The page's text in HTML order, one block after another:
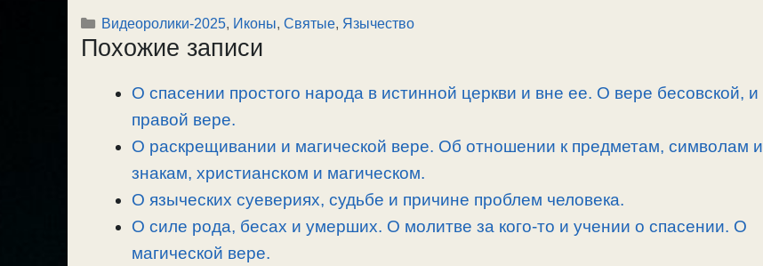
p
y
l
e
r
a
m
c
e
o
o
k
п
р
в
и
т
Рубрики
Видеоролики-2025, Иконы, Святые, Язычество
Похожие записи
О спасении простого народа в истинной церкви и вне ее. О вере бесовской, и
правой вере.
О раскрещивании и магической вере. Об отношении к предметам, символам и
знакам, христианском и магическом.
О языческих суевериях, судьбе и причине проблем человека.
О силе рода, бесах и умерших. О молитве за кого-то и учении о спасении. О
магической вере.